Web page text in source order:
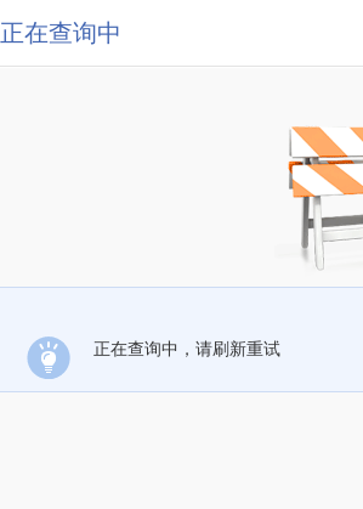
正在查询中
正在查询中，请刷新重试